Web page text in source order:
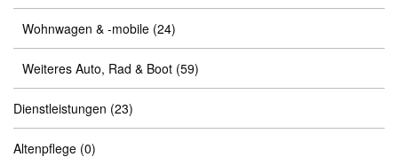
Wohnwagen & -mobile (24)
Weiteres Auto, Rad & Boot (59)
Dienstleistungen (23)
Altenpflege (0)